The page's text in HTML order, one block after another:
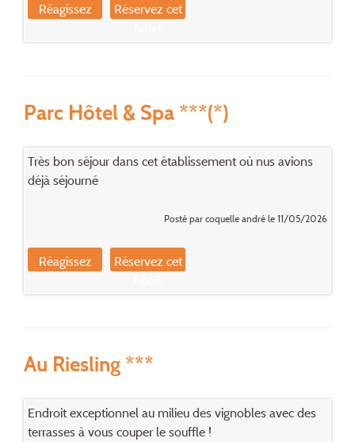
Réagissez
Réservez cet
Parc Hôtel & Spa ***(*)
Très bon séjour dans cet établissement où nus avions
déjà séjourné
Posté par coquelle andré le 11/05/2026
Réagissez
Réservez cet
Au Riesling ***
Endroit exceptionnel au milieu des vignobles avec des
terrasses à vous couper le souffle !